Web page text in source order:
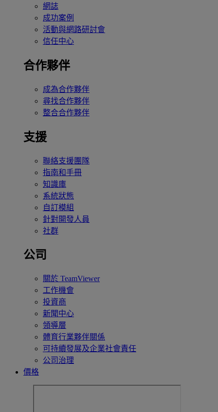
網誌
成功案例
活動與網路研討會
信任中心
合作夥伴
成為合作夥伴
尋找合作夥伴
整合合作夥伴
支援
聯絡支援團隊
指南和手冊
知識庫
系統狀態
自訂模組
針對開發人員
社群
公司
關於 TeamViewer
工作機會
投資商
新聞中心
領導層
體育行業夥伴關係
可持續發展及企業社會責任
公司治理
價格